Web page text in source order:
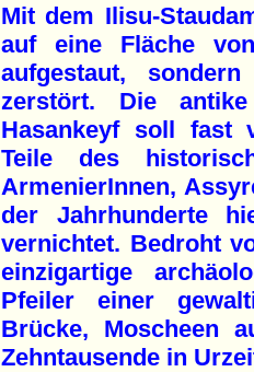
Mit dem Ilisu-
auf eine Fläche
aufgestaut,
zerstört. Die antike
Hasankeyf soll fast
Teile des
ArmenierInnen,
der Jahrhunderte
vernichtet. Bedroht
einzigartige
Pfeiler einer
Brücke, Moscheen
Zehntausende in